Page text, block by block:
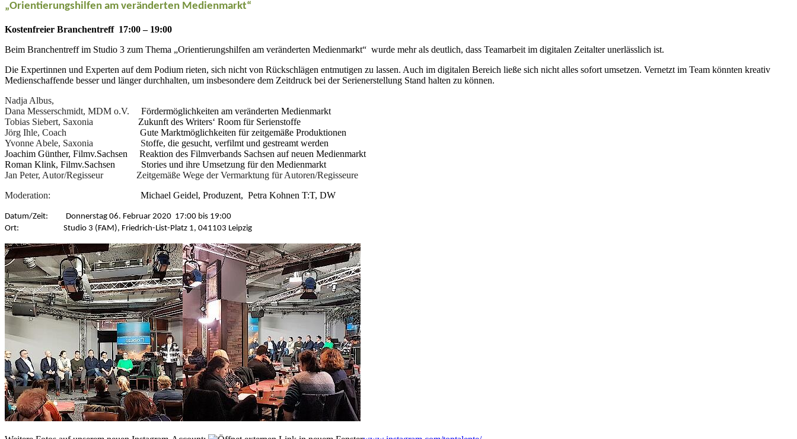
„Orientierungshilfen am veränderten Medienmarkt“
Kostenfreier Branchentreff 17:00 – 19:00
Beim Branchentreff im Studio 3 zum Thema „Orientierungshilfen am veränderten Medienmarkt“ wurde mehr als deutlich, dass Teamarbeit im digitalen Zeitalter unerlässlich ist.
Die Expertinnen und Experten auf dem Podium rieten, sich nicht von Rückschlägen entmutigen zu lassen. Auch im digitalen Bereich ließe sich nicht alles sofort umsetzen. Vernetzt im Team könnten kreativ
Medienschaffende besser und länger durchhalten, um insbesondere dem Zeitdruck bei der Serienerstellung Stand halten zu können.
Nadja Albus,
Dana Messerschmidt, MDM o.V. Fördermöglichkeiten am veränderten Medienmarkt
Tobias Siebert, Saxonia
Zukunft des Writers‘ Room für Serienstoffe
Jörg Ihle, Coach Gute Marktmöglichkeiten für zeitgemäße Produktionen
Yvonne Abele, Saxonia Stoffe, die gesucht, verfilmt und gestreamt werden
Joachim Günther, Filmv.Sachsen Reaktion des Filmverbands Sachsen auf neuen Medienmarkt
Roman Klink, Filmv.Sachsen Stories und ihre Umsetzung für den Medienmarkt
Jan Peter, Autor/Regisseur Zeitgemäße Wege der Vermarktung für Autoren/Regisseure
Moderation: Michael Geidel, Produzent, Petra Kohnen T:T, DW
Datum/Zeit: Donnerstag 06. Februar 2020 17:00 bis 19:00
Ort: Studio 3 (FAM), Friedrich-List-Platz 1, 041103 Leipzig